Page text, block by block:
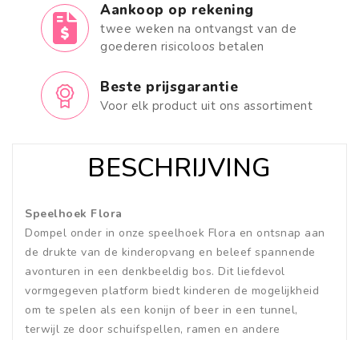
Aankoop op rekening
twee weken na ontvangst van de
goederen risicoloos betalen
Beste prijsgarantie
Voor elk product uit ons assortiment
BESCHRIJVING
Speelhoek Flora
Dompel onder in onze speelhoek Flora en ontsnap aan
de drukte van de kinderopvang en beleef spannende
avonturen in een denkbeeldig bos. Dit liefdevol
vormgegeven platform biedt kinderen de mogelijkheid
om te spelen als een konijn of beer in een tunnel,
terwijl ze door schuifspellen, ramen en andere